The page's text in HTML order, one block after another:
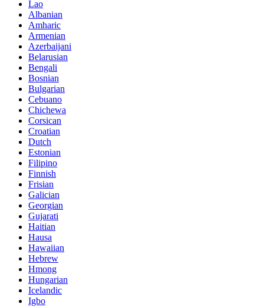
Lao
Albanian
Amharic
Armenian
Azerbaijani
Belarusian
Bengali
Bosnian
Bulgarian
Cebuano
Chichewa
Corsican
Croatian
Dutch
Estonian
Filipino
Finnish
Frisian
Galician
Georgian
Gujarati
Haitian
Hausa
Hawaiian
Hebrew
Hmong
Hungarian
Icelandic
Igbo